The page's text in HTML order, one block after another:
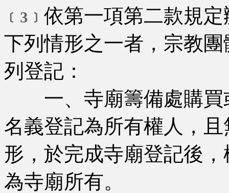
﹝3﹞ 依第一項第二款規
下列情形之一者，宗教
列登記：
一、寺廟籌備處購買
名義登記為所有權人，
形，於完成寺廟登記後
為寺廟所有。